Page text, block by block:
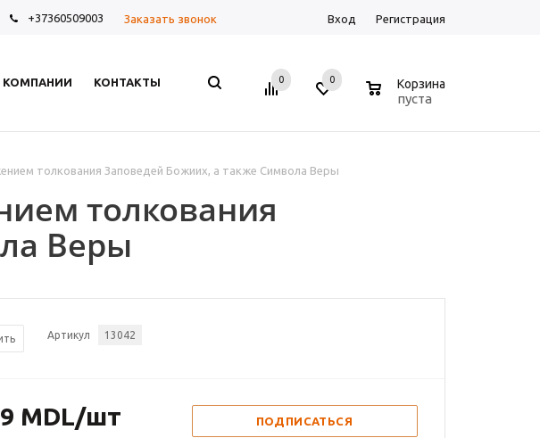
+37360509003 Заказать звонок Вход Регистрация
КОМПАНИИ КОНТАКТЫ 0 0 Корзина
пуста
толкования Заповедей Божиих, а также Символа Веры
толкования
Веры
Артикул 13042
MDL/шт ПОДПИСАТЬСЯ